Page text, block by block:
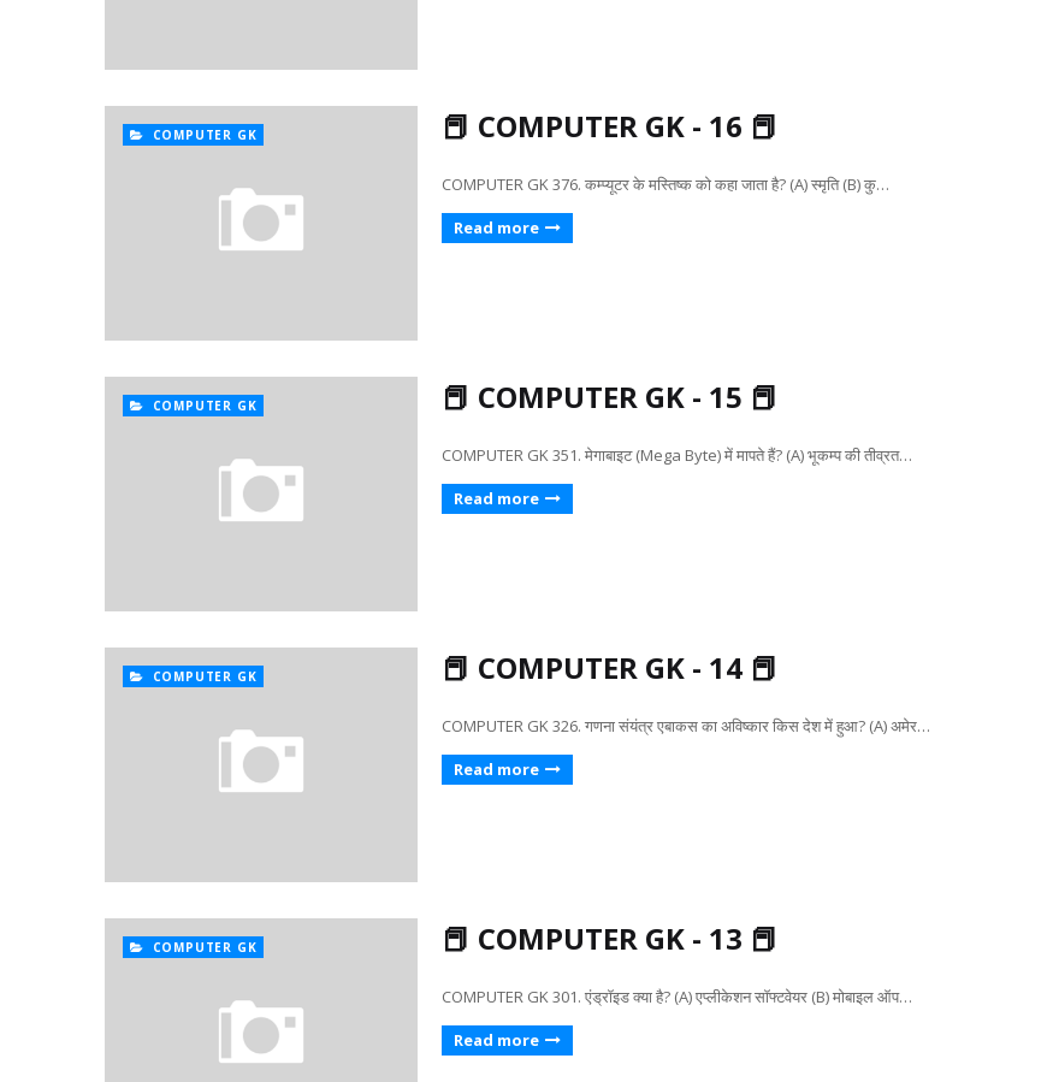
COMPUTER GK 📕 COMPUTER GK - 16 📕
COMPUTER GK 376. कम्प्यूटर के मस्तिष्क को कहा जाता है? (A) स्मृति (B) कु…
Read more
COMPUTER GK 📕 COMPUTER GK - 15 📕
COMPUTER GK 351. मेगाबाइट (Mega Byte) में मापते हैं? (A) भूकम्प की तीव्रत…
Read more
COMPUTER GK 📕 COMPUTER GK - 14 📕
COMPUTER GK 326. गणना संयंत्र एबाकस का अविष्कार किस देश में हुआ? (A) अमेर…
Read more
COMPUTER GK 📕 COMPUTER GK - 13 📕
COMPUTER GK 301. एंड्रॉइड क्या है? (A) एप्लीकेशन सॉफ्टवेयर (B) मोबाइल ऑप…
Read more